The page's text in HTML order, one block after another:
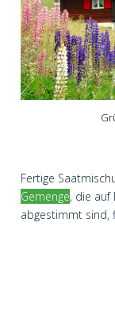
Fertige
Gemenge, die auf
abgestimmt sind,